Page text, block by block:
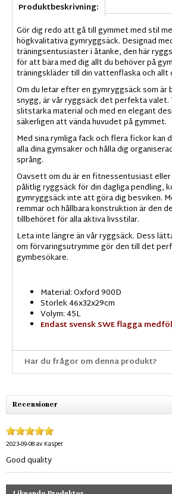
Produktbeskrivning:
Gör dig redo att gå till gymmet med stil
högkvalitativa gymryggsäck. Designad
träningsentusiaster i åtanke, den här
för att bära med dig allt du behöver på
träningskläder till din vattenflaska och allt
Om du letar efter en gymryggsäck som är
snygg, är vår ryggsäck det perfekta valet.
slitstarka material och med en elegant
säkerligen att vända huvudet på gymmet.
Med sina rymliga fack och flera fickor kan
alla dina gymsaker och hålla dig
språng.
Oavsett om du är en fitnessentusiast
pålitlig ryggsäck för din dagliga pendling,
gymryggsäck inte att göra dig besviken.
remmar och hållbara konstruktion är den
tillbehöret för alla aktiva livsstilar.
Leta inte längre än vår ryggsäck. Dess
om förvaringsutrymme gör den till det
gymbesökare.
Material: Oxford 900D
Storlek 46x32x29cm
Volym: 45L
Endast svensk SWE flagga
Har du frågor om denna produkt?
Recensioner
2023-09-08av Kasper
Good quality